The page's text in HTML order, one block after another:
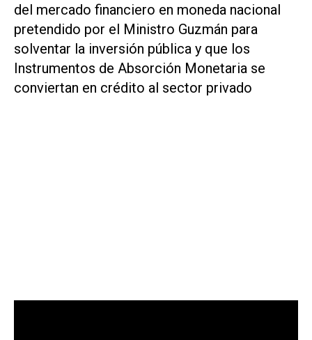
del mercado financiero en moneda nacional
pretendido por el Ministro Guzmán para
solventar la inversión pública y que los
Instrumentos de Absorción Monetaria se
conviertan en crédito al sector privado